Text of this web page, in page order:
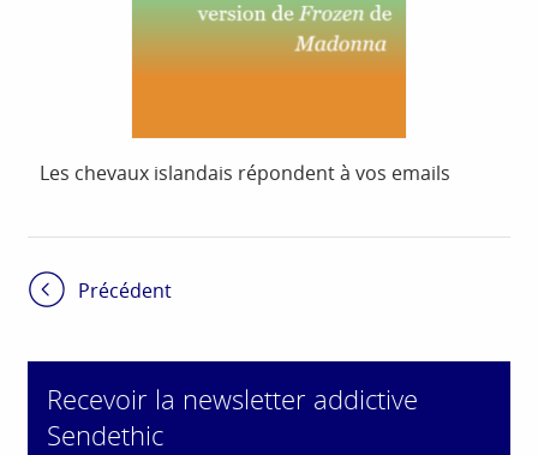
Les chevaux islandais répondent à vos emails
Précédent
Recevoir la newsletter addictive
Sendethic